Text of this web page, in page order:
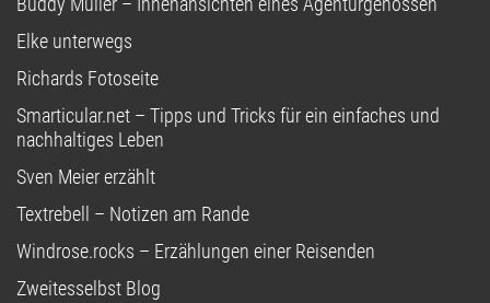
Elke unterwegs
Richards Fotoseite
Smarticular.net – Tipps und Tricks für ein einfaches und
nachhaltiges Leben
Sven Meier erzählt
Textrebell – Notizen am Rande
Windrose.rocks – Erzählungen einer Reisenden
Zweitesselbst Blog